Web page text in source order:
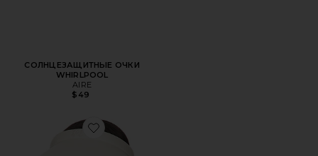
СОЛНЦЕЗАЩИТНЫЕ ОЧКИ
WHIRLPOOL
AIRE
$49
Favorite КОЗЫРЁК